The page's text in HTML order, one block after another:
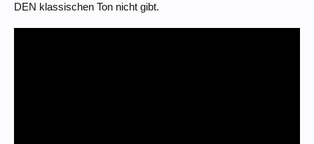
DEN klassischen Ton nicht gibt.